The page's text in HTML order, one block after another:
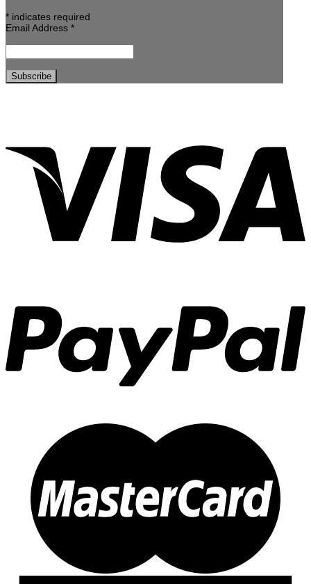
* indicates required
Email Address *